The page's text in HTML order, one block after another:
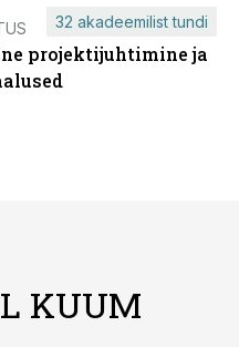
projektijuhtimine ja
32 akadeemilist tundi
KUUM